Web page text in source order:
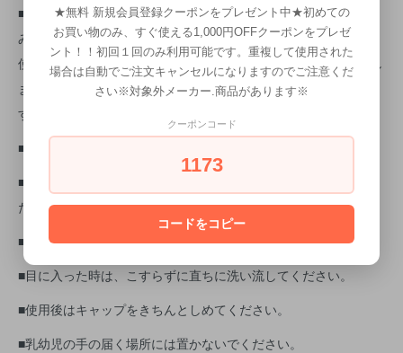
■使用中、または使用後に日光にあたって、赤み・はれ・かゆ
み・刺激・色抜け（白斑等）や黒ずみ等の異常が現れたときは、
使用を中止し、皮膚科専門医等にご相談されることをおすすめし
ます。そのまま使用を続けますと症状が悪化することがありま
す。
■目に入ったときは、すぐに洗い流してください。
■傷、はれもの、しっしん等、異常のあるときは使用しないでく
ださい。
■目に入ったときは、すぐに洗い流してください。
■目に入った時は、こすらずに直ちに洗い流してください。
■使用後はキャップをきちんとしめてください。
■乳幼児の手の届く場所には置かないでください。
★無料 新規会員登録クーポンをプレゼント中★初めての
お買い物のみ、すぐ使える1,000円OFFクーポンをプレゼ
ント！！初回１回のみ利用可能です。重複して使用された
場合は自動でご注文キャンセルになりますのでご注意くだ
さい※対象外メーカー.商品があります※
クーポンコード
1173
コードをコピー